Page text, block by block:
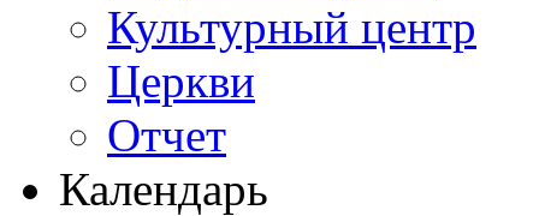
Культурный центр
Церкви
Отчет
Календарь